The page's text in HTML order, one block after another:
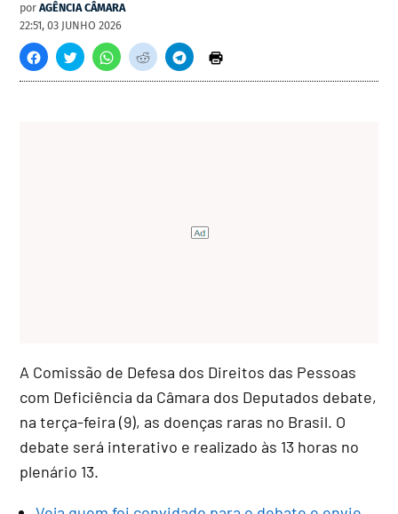
por AGÊNCIA CÂMARA
22:51, 03 JUNHO 2026
A Comissão de Defesa dos Direitos das Pessoas
com Deficiência da Câmara dos Deputados debate,
na terça-feira (9), as doenças raras no Brasil. O
debate será interativo e realizado às 13 horas no
plenário 13.